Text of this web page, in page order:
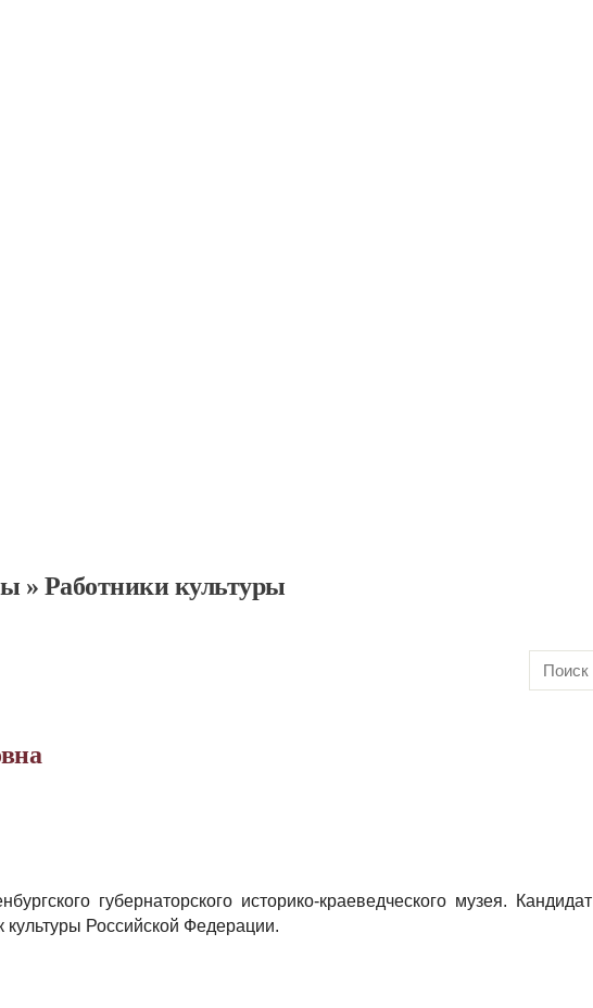
» Работники культуры
губернаторского историко-краеведческого музея. Кандидат
культуры Российской Федерации.